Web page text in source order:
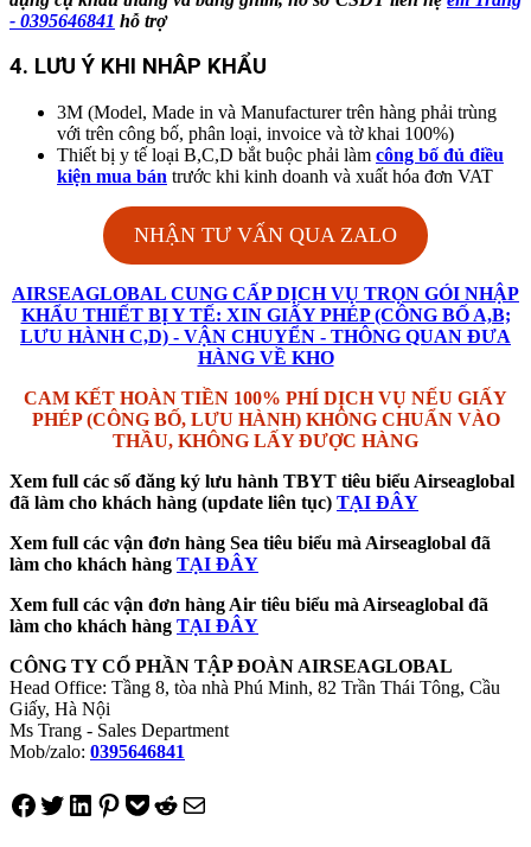
- 0395646841 hỗ trợ
4. LƯU Ý KHI NHÂP KHẨU
3M (Model, Made in và Manufacturer trên hàng phải trùng
với trên công bố, phân loại, invoice và tờ khai 100%)
Thiết bị y tế loại B,C,D bắt buộc phải làm công bố đủ điều
kiện mua bán trước khi kinh doanh và xuất hóa đơn VAT
NHẬN TƯ VẤN QUA ZALO
AIRSEAGLOBAL CUNG CẤP DỊCH VỤ TRỌN GÓI NHẬP
KHẨU THIẾT BỊ Y TẾ: XIN GIẤY PHÉP (CÔNG BỐ A,B;
LƯU HÀNH C,D) - VẬN CHUYỂN - THÔNG QUAN ĐƯA
HÀNG VỀ KHO
CAM KẾT HOÀN TIỀN 100% PHÍ DỊCH VỤ NẾU GIẤY
PHÉP (CÔNG BỐ, LƯU HÀNH) KHÔNG CHUẨN VÀO
THẦU, KHÔNG LẤY ĐƯỢC HÀNG
Xem full các số đăng ký lưu hành TBYT tiêu biểu Airseaglobal
đã làm cho khách hàng (update liên tục) TẠI ĐÂY
Xem full các vận đơn hàng Sea tiêu biểu mà Airseaglobal đã
làm cho khách hàng TẠI ĐÂY
Xem full các vận đơn hàng Air tiêu biểu mà Airseaglobal đã
làm cho khách hàng TẠI ĐÂY
CÔNG TY CỔ PHẦN TẬP ĐOÀN AIRSEAGLOBAL
Head Office: Tầng 8, tòa nhà Phú Minh, 82 Trần Thái Tông, Cầu
Giấy, Hà Nội
Ms Trang - Sales Department
Mob/zalo: 0395646841
Share on Facebook
Tweet on Twitter
Share on LinkedIn
Pin on Pinterest
Save to pocket
Share on Reddit
Share via Email